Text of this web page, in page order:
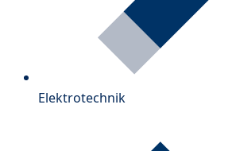
Elektrotechnik